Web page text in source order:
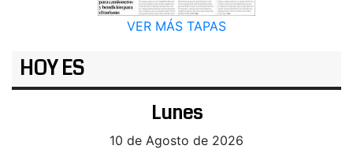
VER MÁS TAPAS
HOY ES
Lunes
10 de Agosto de 2026